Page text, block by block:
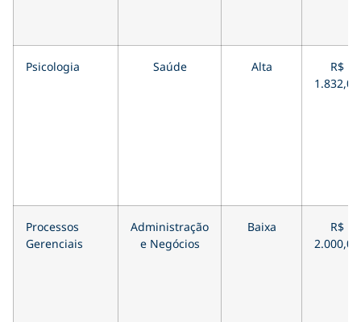
Psicologia Saúde Alta
R$
1.832,00
Processos
Gerenciais
Administração
e Negócios
Baixa
R$
2.000,00